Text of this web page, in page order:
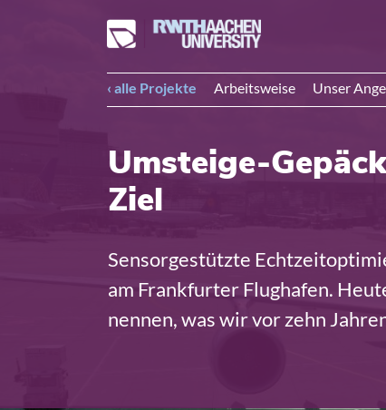
‹ alle Projekte Arbeitsweise Unser
Umsteige-
Ziel
Sensorgestützte
am Frankfurter Flughafen.
nennen, was wir vor zehn